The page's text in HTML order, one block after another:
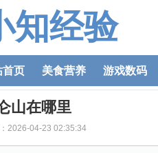
知经验
首页 美食营养 游戏数码
山在哪里
2026-04-23 02:35:34